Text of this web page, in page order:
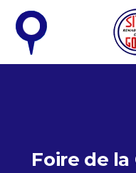
Foire de